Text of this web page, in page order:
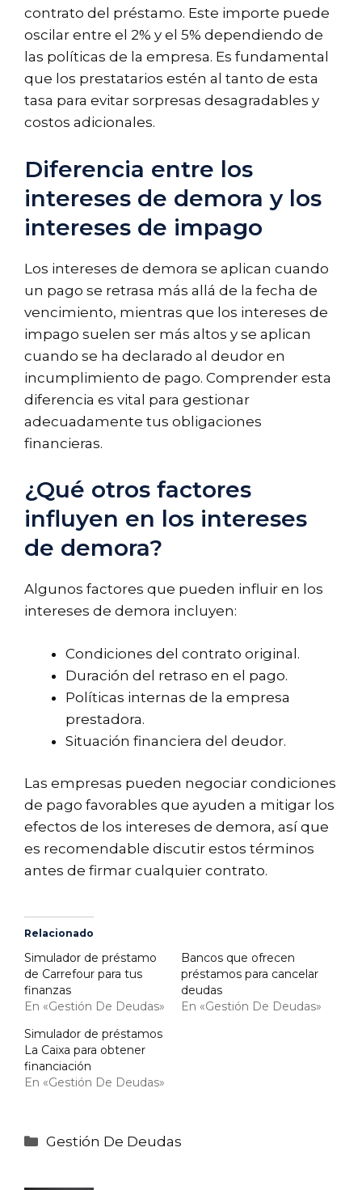
contrato del préstamo. Este importe puede
oscilar entre el 2% y el 5% dependiendo de
las políticas de la empresa. Es fundamental
que los prestatarios estén al tanto de esta
tasa para evitar sorpresas desagradables y
costos adicionales.
Diferencia entre los
intereses de demora y los
intereses de impago
Los intereses de demora se aplican cuando
un pago se retrasa más allá de la fecha de
vencimiento, mientras que los intereses de
impago suelen ser más altos y se aplican
cuando se ha declarado al deudor en
incumplimiento de pago. Comprender esta
diferencia es vital para gestionar
adecuadamente tus obligaciones
financieras.
¿Qué otros factores
influyen en los intereses
de demora?
Algunos factores que pueden influir en los
intereses de demora incluyen:
Condiciones del contrato original.
Duración del retraso en el pago.
Políticas internas de la empresa
prestadora.
Situación financiera del deudor.
Las empresas pueden negociar condiciones
de pago favorables que ayuden a mitigar los
efectos de los intereses de demora, así que
es recomendable discutir estos términos
antes de firmar cualquier contrato.
Relacionado
Simulador de préstamo
de Carrefour para tus
finanzas
En «Gestión De Deudas»
Bancos que ofrecen
préstamos para cancelar
deudas
En «Gestión De Deudas»
Simulador de préstamos
La Caixa para obtener
financiación
En «Gestión De Deudas»
Categorías
Gestión De Deudas